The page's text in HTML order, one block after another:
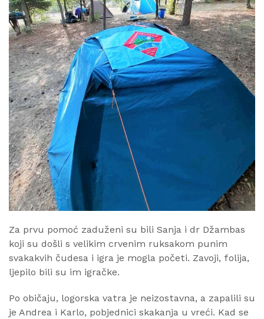
Za prvu pomoć zaduženi su bili Sanja i dr Džambas
koji su došli s velikim crvenim ruksakom punim
svakakvih čudesa i igra je mogla početi. Zavoji, folija,
ljepilo bili su im igračke.
Po običaju, logorska vatra je neizostavna, a zapalili su
je Andrea i Karlo, pobjednici skakanja u vreći. Kad se